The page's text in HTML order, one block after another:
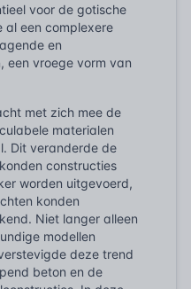
voor de gotische
al een complexere
en
een vroege vorm van
met zich mee de
materialen
Dit veranderde de
constructies
worden uitgevoerd,
konden
Niet langer alleen
modellen
deze trend
beton en de